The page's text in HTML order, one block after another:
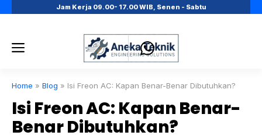
Jam Kerja 09.00- 17.00 WIB, Senen - Sabtu
Menu
Home » Blog » Isi Freon AC: Kapan Benar-Benar Dibutuhkan?
Isi Freon AC: Kapan Benar-
Benar Dibutuhkan?